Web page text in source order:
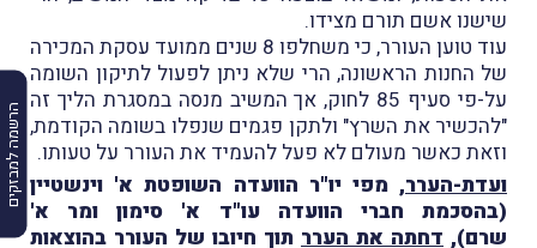
הרשמה למבזקים
שישנו אשם תורם מצידו.
עוד טוען העורר, כי משחלפו 8 שנים ממועד עסקת המכירה
של החנות הראשונה, הרי שלא ניתן לפעול לתיקון השומה
על-פי סעיף 85 לחוק, אך המשיב מנסה במסגרת הליך זה
"להכשיר את השרץ" ולתקן פגמים שנפלו בשומה הקודמת,
וזאת כאשר מעולם לא פעל להעמיד את העורר על טעותו.
ועדת-הערר, מפי יו"ר הוועדה השופטת א' וינשטיין
(בהסכמת חברי הוועדה עו"ד א' סימון ומר א'
שרם), דחתה את הערר תוך חיובו של העורר בהוצאות